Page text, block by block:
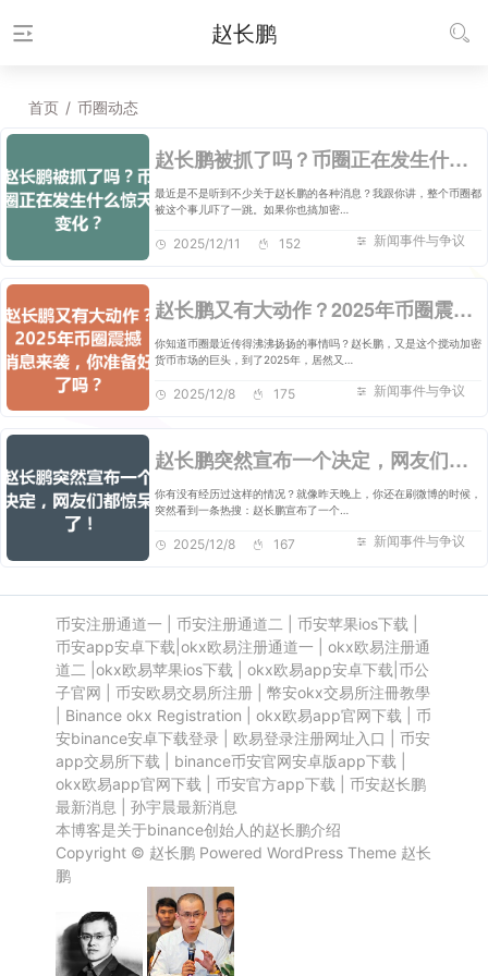
赵长鹏
首页 / 币圈动态
赵长鹏被抓了吗？币圈正在发生什么惊天变化？
最近是不是听到不少关于赵长鹏的各种消息？我跟你讲，整个币圈都
被这个事儿吓了一跳。如果你也搞加密…
新闻事件与争议
2025/12/11 152
赵长鹏又有大动作？2025年币圈震撼消息来袭，你准备好了吗？
你知道币圈最近传得沸沸扬扬的事情吗？赵长鹏，又是这个搅动加密
货币市场的巨头，到了2025年，居然又…
新闻事件与争议
2025/12/8 175
赵长鹏突然宣布一个决定，网友们都惊呆了！
你有没有经历过这样的情况？就像昨天晚上，你还在刷微博的时候，
突然看到一条热搜：赵长鹏宣布了一个…
新闻事件与争议
2025/12/8 167
币安注册通道一 币安注册通道二 币安苹果ios下载
币安app安卓下载 okx欧易注册通道一
okx欧易注册通
道二
okx欧易苹果ios下载 okx欧易app安卓下载 币公
子官网
币安欧易交易所注册| 幣安okx交易所注冊教學
Binance okx Registration okx欧易app官网下载
币
安binance安卓下载登录| 欧易登录注册网址入口
币安
app交易所下载
binance币安官网安卓版app下载
okx欧易app官网下载
币安官方app下载
币安赵长鹏
最新消息
孙宇晨最新消息
本博客是关于binance创始人的赵长鹏介绍
Copyright © 赵长鹏Powered WordPressTheme 赵长
鹏